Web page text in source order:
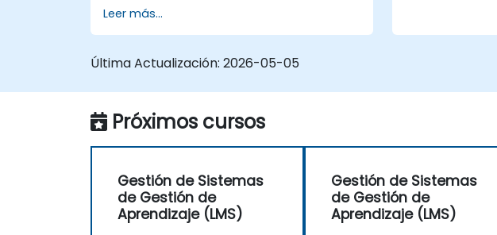
Leer más...
Última Actualización: 2026-05-05
Próximos cursos
Gestión de Sistemas
de Gestión de
Aprendizaje (LMS)
Gestión de Sistemas
de Gestión de
Aprendizaje (LMS)